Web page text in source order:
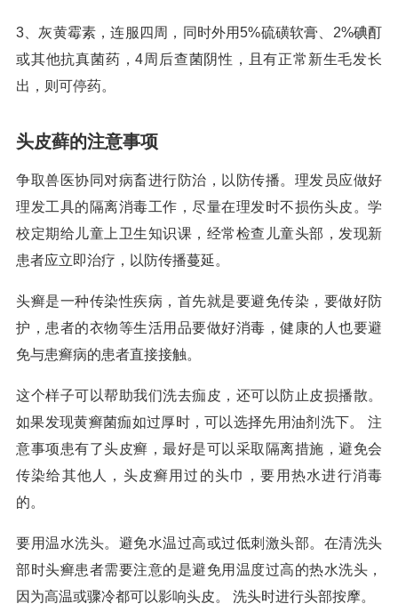
3、灰黄霉素，连服四周，同时外用5%硫磺软膏、2%碘酊
或其他抗真菌药，4周后查菌阴性，且有正常新生毛发长
出，则可停药。
头皮藓的注意事项
争取兽医协同对病畜进行防治，以防传播。理发员应做好
理发工具的隔离消毒工作，尽量在理发时不损伤头皮。学
校定期给儿童上卫生知识课，经常检查儿童头部，发现新
患者应立即治疗，以防传播蔓延。
头癣是一种传染性疾病，首先就是要避免传染，要做好防
护，患者的衣物等生活用品要做好消毒，健康的人也要避
免与患癣病的患者直接接触。
这个样子可以帮助我们洗去痂皮，还可以防止皮损播散。
如果发现黄癣菌痂如过厚时，可以选择先用油剂洗下。 注
意事项患有了头皮癣，最好是可以采取隔离措施，避免会
传染给其他人，头皮癣用过的头巾，要用热水进行消毒
的。
要用温水洗头。避免水温过高或过低刺激头部。在清洗头
部时头癣患者需要注意的是避免用温度过高的热水洗头，
因为高温或骤冷都可以影响头皮。 洗头时进行头部按摩。